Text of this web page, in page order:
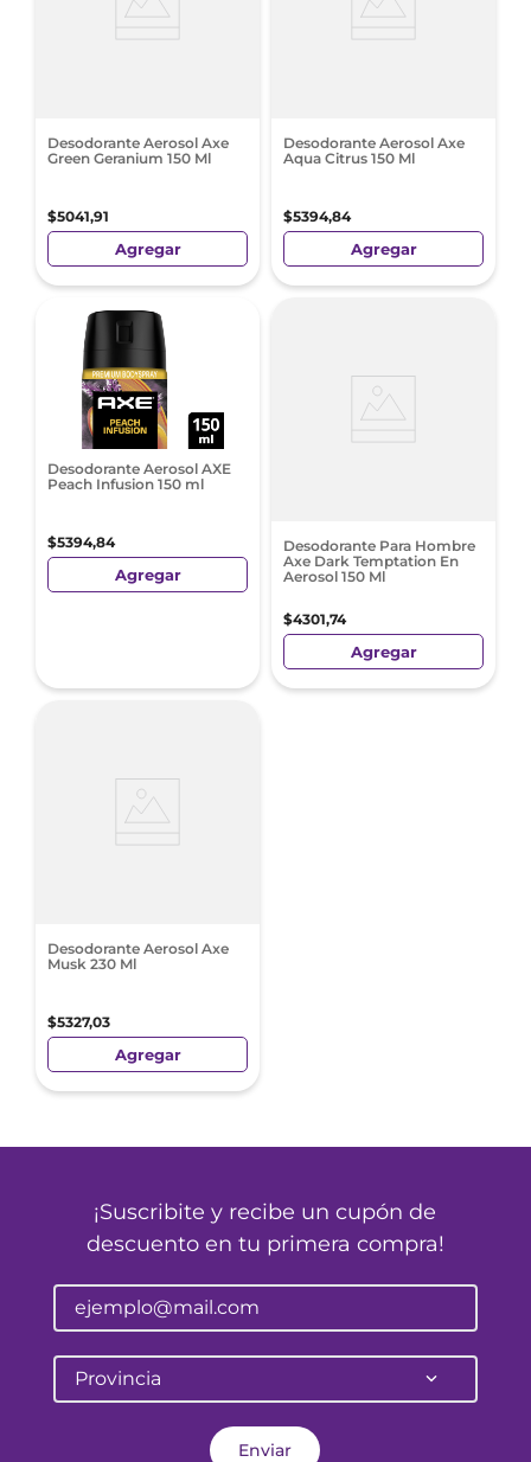
Desodorante Aerosol Axe
Green Geranium 150 Ml
$5041,91
Agregar
Desodorante Aerosol Axe
Aqua Citrus 150 Ml
$5394,84
Agregar
Desodorante Aerosol AXE
Peach Infusion 150 ml
$5394,84
Agregar
Desodorante Para Hombre
Axe Dark Temptation En
Aerosol 150 Ml
$4301,74
Agregar
Desodorante Aerosol Axe
Musk 230 Ml
$5327,03
Agregar
¡Suscribite y recibe un cupón de
descuento en tu primera compra!
Provincia
Enviar